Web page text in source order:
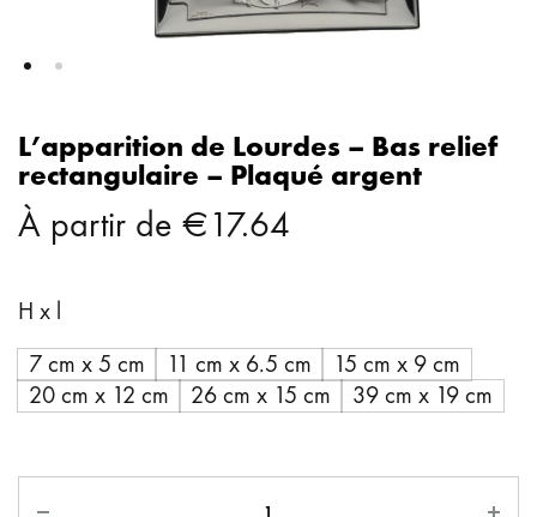
L’apparition de Lourdes – Bas relief
rectangulaire – Plaqué argent
À partir de €17.64
H x l
7 cm x 5 cm
11 cm x 6.5 cm
15 cm x 9 cm
20 cm x 12 cm
26 cm x 15 cm 39 cm x 19 cm